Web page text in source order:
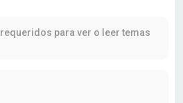
para ver o leer temas